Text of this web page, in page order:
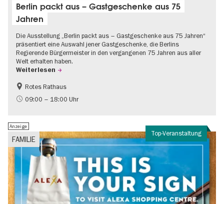
Berlin packt aus – Gastgeschenke aus 75
Jahren
Die Ausstellung „Berlin packt aus – Gastgeschenke aus 75 Jahren“
präsentiert eine Auswahl jener Gastgeschenke, die Berlins
Regierende Bürgermeister in den vergangenen 75 Jahren aus aller
Welt erhalten haben.
Weiterlesen
Geschichte
Gratis
Rotes Rathaus
09:00 – 18:00 Uhr
Top-Veranstaltung
FAMILIE
Anzeige